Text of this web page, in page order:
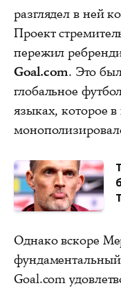
разглядел в ней
Проект
пережил
Goal.com. Это
глобальное
языках, которое
Однако вскоре
Goal.com